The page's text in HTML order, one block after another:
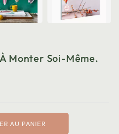
Monter Soi-Même.
AU PANIER